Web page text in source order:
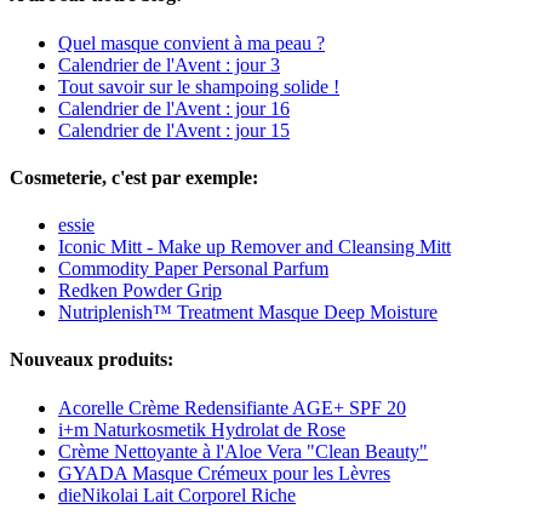
Quel masque convient à ma peau ?
Calendrier de l'Avent : jour 3
Tout savoir sur le shampoing solide !
Calendrier de l'Avent : jour 16
Calendrier de l'Avent : jour 15
Cosmeterie, c'est par exemple:
essie
Iconic Mitt - Make up Remover and Cleansing Mitt
Commodity Paper Personal Parfum
Redken Powder Grip
Nutriplenish™ Treatment Masque Deep Moisture
Nouveaux produits:
Acorelle Crème Redensifiante AGE+ SPF 20
i+m Naturkosmetik Hydrolat de Rose
Crème Nettoyante à l'Aloe Vera "Clean Beauty"
GYADA Masque Crémeux pour les Lèvres
dieNikolai Lait Corporel Riche